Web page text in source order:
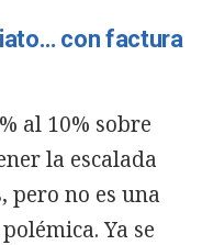
con factura
al 10% sobre
la escalada
pero no es una
Ya se